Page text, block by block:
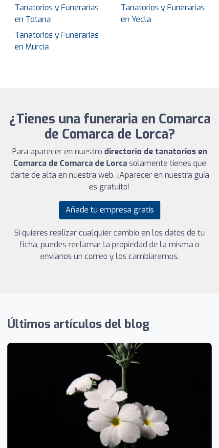
Tanatorios y Funerarias
en Totana
Tanatorios y Funerarias
en Yecla
Tanatorios y Funerarias
en Murcia
¿Tienes una funeraria en Comarca
de Comarca de Lorca?
Para aparecer en nuestro directorio de tanatorios en
Comarca de Comarca de Lorcasolamente tienes que
darte de alta en nuestra web. ¡Aparecer en nuestra guía
es gratuito!
Añade tu empresa gratis
Si quieres realizar cualquier cambio en los datos de tu
ficha, puedes reclamar la propiedad de la misma o
envíanos un correo y los cambiaremos.
Últimos artículos del blog